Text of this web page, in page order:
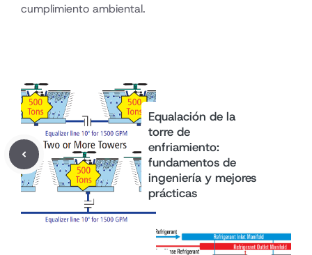
cumplimiento ambiental.
Equalación de la
torre de
enfriamiento:
fundamentos de
ingeniería y mejores
prácticas